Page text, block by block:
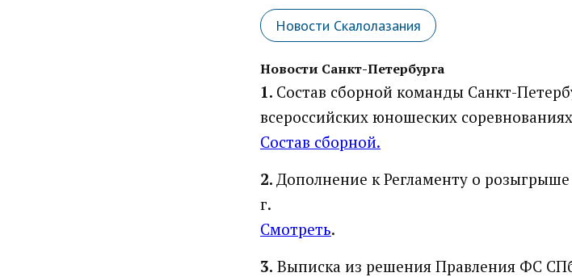
Новости Скалолазания
Новости Санкт-Петербурга
1. Состав сборной команды Санкт-
всероссийских юношеских
Состав сборной.
2. Дополнение к Регламенту о
г.
Смотреть.
3. Выписка из решения Правления ФС